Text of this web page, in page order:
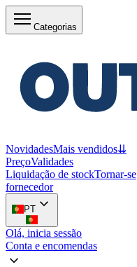
Categorias
NovidadesMais vendidos⇊
PreçoValidades
Liquidação de stockTornar-se
fornecedor
PT
Olá, inicia sessão
Conta e encomendas